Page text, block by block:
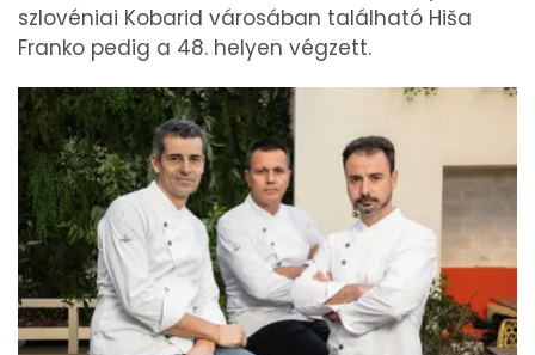
szlovéniai Kobarid városában található Hiša
Franko pedig a 48. helyen végzett.